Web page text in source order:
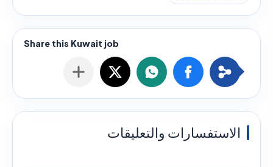
الاستفسارات والتعليقات